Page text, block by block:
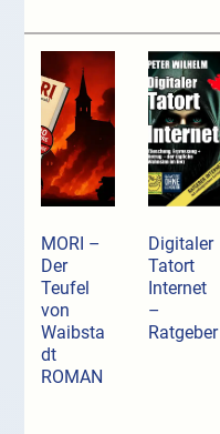
MORI –
Der
Teufel
von
Waibsta
dt
ROMAN
Digitaler
Tatort
Internet
–
Ratgeber